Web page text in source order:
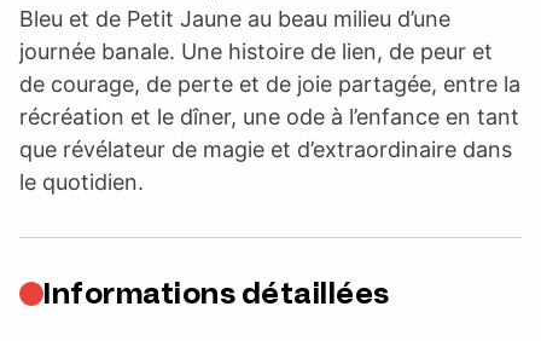
Bleu et de Petit Jaune au beau milieu d’une
journée banale. Une histoire de lien, de peur et
de courage, de perte et de joie partagée, entre la
récréation et le dîner, une ode à l’enfance en tant
que révélateur de magie et d’extraordinaire dans
le quotidien.
Informations détaillées